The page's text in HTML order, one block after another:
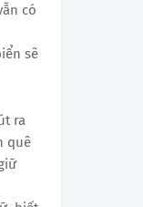
có
sẽ
ra
quê